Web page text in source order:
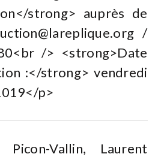
strong> auprès de
/
/> <strong>Date
:</strong> vendredi
p>
Vallin, Laurent